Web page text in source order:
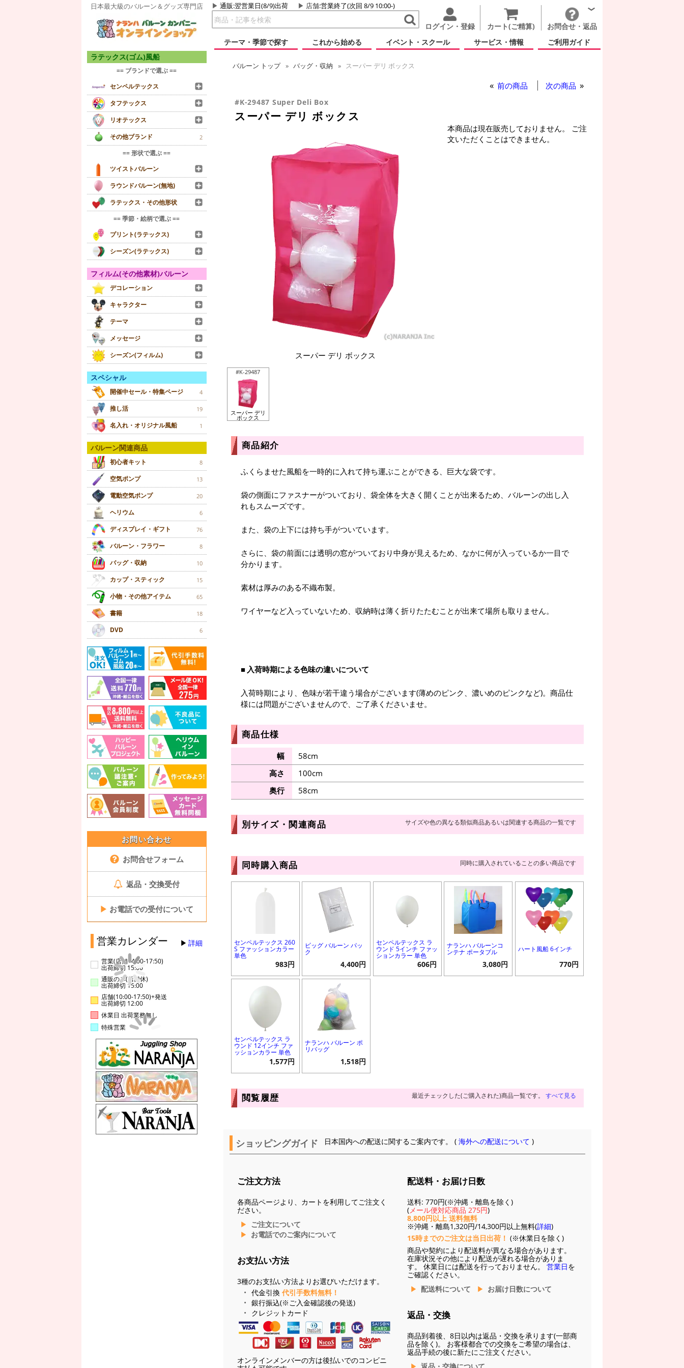
日本最大級のバルーン＆グッズ専門店 通販:翌営業日(8/9)出荷 店舗:営業終了(次回 8/9 10:00-)
ログイン・登録 カート(ご精算)
お問合せ・返品
テーマ・季節で探す
これから始める イベント・スクール サービス・情報 ご利用ガイド
ラテックス(ゴム)風船
== ブランドで選ぶ ==
センペルテックス
タフテックス
リオテックス
その他ブランド
2
== 形状で選ぶ ==
ツイストバルーン
ラウンドバルーン(無地)
ラテックス・その他形状
== 季節・絵柄で選ぶ ==
プリント(ラテックス)
シーズン(ラテックス)
フィルム(その他素材)バルーン
デコレーション
キャラクター
テーマ
メッセージ
シーズン(フィルム)
スペシャル
開催中セール・特集ページ 4
推し活 19
名入れ・オリジナル風船 1
バルーン関連商品
初心者キット 8
空気ポンプ 13
電動空気ポンプ 20
ヘリウム 6
ディスプレイ・ギフト 76
バルーン・フラワー 8
バッグ・収納 10
カップ・スティック 15
小物・その他アイテム 65
書籍 18
DVD 6
お問い合わせ
お問合せフォーム
返品・交換受付
▶ お電話での受付について
営業カレンダー 詳細
営業(店舗14:00-17:50)
出荷締切 15:00
通販のみ(店舗休)
出荷締切 15:00
店舗(10:00-17:50)+発送
出荷締切 12:00
休業日 出荷業務無し
特殊営業
バルーン トップ バッグ・収納 スーパー デリ ボックス
前の商品 次の商品
#K-29487 Super Deli Box
スーパー デリ ボックス
スーパー デリ ボックス
#K-29487
スーパー デリ
ボックス
本商品は現在販売しておりません。 ご注
文いただくことはできません。
商品紹介
ふくらませた風船を一時的に入れて持ち運ぶことができる、巨大な袋です。
袋の側面にファスナーがついており、袋全体を大きく開くことが出来るため、バルーンの出し入
れもスムーズです。
また、袋の上下には持ち手がついています。
さらに、袋の前面には透明の窓がついており中身が見えるため、なかに何が入っているか一目で
分かります。
素材は厚みのある不織布製。
ワイヤーなど入っていないため、収納時は薄く折りたたむことが出来て場所も取りません。
入荷時期による色味の違いについて
入荷時期により、色味が若干違う場合がございます(薄めのピンク、濃いめのピンクなど)。商品仕
様には問題がございませんので、ご了承くださいませ。
商品仕様
幅
58cm
高さ
100cm
奥行
58cm
別サイズ・関連商品 サイズや色の異なる類似商品あるいは関連する商品の一覧です
同時購入商品 同時に購入されていることの多い商品です
センペルテックス 260
S ファッションカラー
単色
983円
ビッグ バルーン パッ
ク
4,400円
センペルテックス ラ
ウンド 5インチ ファッ
ションカラー 単色
606円
ナランハ バルーンコ
ンテナ ポータブル
3,080円
ハート風船 6インチ
770円
センペルテックス ラ
ウンド 12インチ ファ
ッションカラー 単色
1,577円
ナランハ バルーン ポ
リバッグ
1,518円
閲覧履歴 最近チェックした(ご購入された)商品一覧です。 すべて見る
ショッピングガイド 日本国内への配送に関するご案内です。 (海外への配送について )
ご注文方法
各商品ページより、カートを利用してご注文く
ださい。
ご注文について
お電話でのご案内について
お支払い方法
3種のお支払い方法よりお選びいただけます。
代金引換 代引手数料無料！
銀行振込(※ご入金確認後の発送)
クレジットカード
オンラインメンバーの方は後払いでのコンビニ
配送料・お届け日数
送料: 770円(※沖縄・離島を除く)
(メール便対応商品 275円)
8,800円以上 送料無料
※沖縄・離島1,320円/14,300円以上無料(詳細)
15時までのご注文は当日出荷！ (※休業日を除く)
商品や契約により配送料が異なる場合があります。
在庫状況その他により配送が遅れる場合がありま
す。 休業日には配送を行っておりません。 営業日を
ご確認ください。
配送料について
お届け日数について
返品・交換
商品到着後、8日以内は返品・交換を承ります(一部商
品を除く)。 お客様都合での交換をご希望の場合は、
返品手続の後に新たにご注文ください。